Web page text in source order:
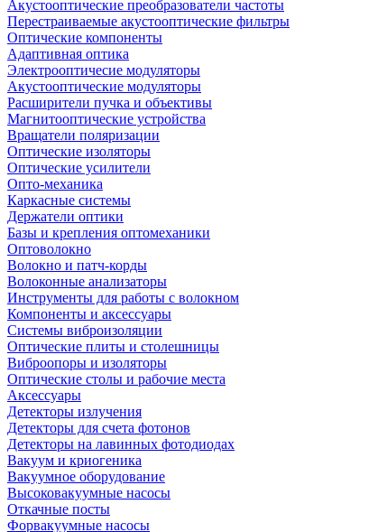
Акустооптические преобразователи частоты
Перестраиваемые акустооптические фильтры
Оптические компоненты
Адаптивная оптика
Электрооптичесие модуляторы
Акустооптические модуляторы
Расширители пучка и объективы
Магнитооптические устройства
Вращатели поляризации
Оптические изоляторы
Оптические усилители
Опто-механика
Каркасные системы
Держатели оптики
Базы и крепления оптомеханики
Оптоволокно
Волокно и патч-корды
Волоконные анализаторы
Инструменты для работы с волокном
Компоненты и аксессуары
Системы виброизоляции
Оптические плиты и столешницы
Виброопоры и изоляторы
Оптические столы и рабочие места
Аксессуары
Детекторы излучения
Детекторы для счета фотонов
Детекторы на лавинных фотодиодах
Вакуум и криогеника
Вакуумное оборудование
Высоковакуумные насосы
Откачные посты
Форвакуумные насосы